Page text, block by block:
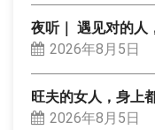
夜听｜ 遇见对的人
2026年8月5日
旺夫的女人，身上
2026年8月5日